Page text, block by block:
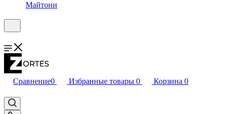
Майтони
Сравнение0 Избранные товары 0 Корзина 0